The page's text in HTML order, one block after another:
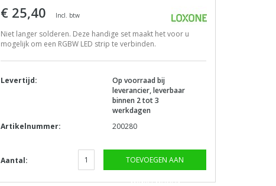
€ 25,40 Incl. btw
Niet langer solderen. Deze handige set maakt het voor u
mogelijk om een RGBW LED strip te verbinden.
Levertijd:
Op voorraad bij
leverancier, leverbaar
binnen 2 tot 3
werkdagen
Artikelnummer:
200280
Aantal: TOEVOEGEN AAN
WINKELWAGEN